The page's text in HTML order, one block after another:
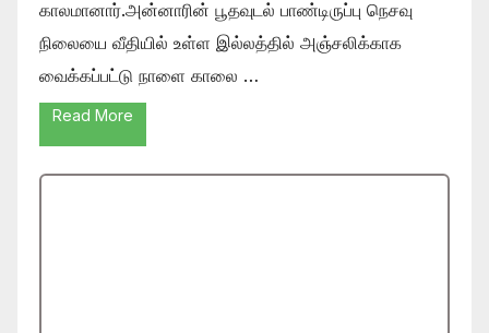
காலமானார்.அன்னாரின் பூதவுடல் பாண்டிருப்பு நெசவு
நிலையை வீதியில் உள்ள இல்லத்தில் அஞ்சலிக்காக
வைக்கப்பட்டு நாளை காலை …
Read More